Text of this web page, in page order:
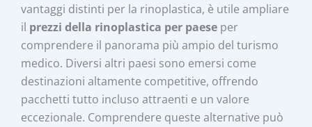
vantaggi distinti per la rinoplastica, è utile ampliare
il prezzi della rinoplastica per paese per
comprendere il panorama più ampio del turismo
medico. Diversi altri paesi sono emersi come
destinazioni altamente competitive, offrendo
pacchetti tutto incluso attraenti e un valore
eccezionale. Comprendere queste alternative può